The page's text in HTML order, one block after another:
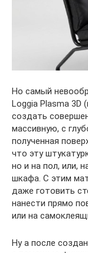
Но самый
Loggia Plasma
создать
массивную, с
полученная
что эту
но и на пол, или,
шкафа. С этим
даже готовить
нанести прямо
или на
Ну а после